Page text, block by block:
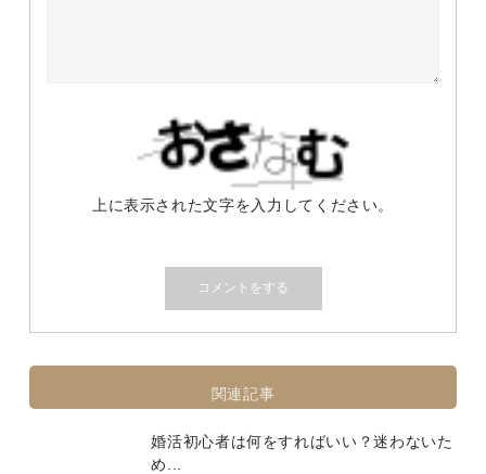
上に表示された文字を入力してください。
関連記事
婚活初心者は何をすればいい？迷わないた
め...